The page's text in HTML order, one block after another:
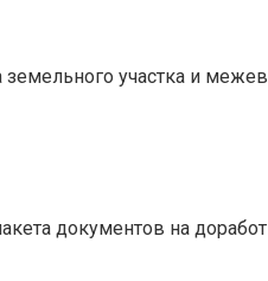
участка и
документов на